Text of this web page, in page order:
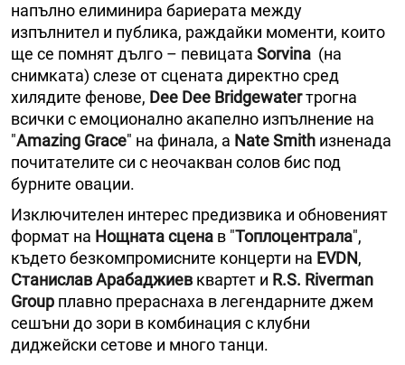
напълно елиминира бариерата между
изпълнител и публика, раждайки моменти, които
ще се помнят дълго – певицата Sorvina (на
снимката) слезе от сцената директно сред
хилядите фенове, Dee Dee Bridgewaterтрогна
всички с емоционално акапелно изпълнение на
"Amazing Grace" на финала, а Nate Smith изненада
почитателите си с неочакван солов бис под
бурните овации.
Изключителен интерес предизвика и обновеният
формат на Нощната сцена в "Топлоцентрала",
където безкомпромисните концерти на ЕVDN,
Станислав Арабаджиев квартет и R.S. Riverman
Group плавно прераснаха в легендарните джем
сешъни до зори в комбинация с клубни
диджейски сетове и много танци.